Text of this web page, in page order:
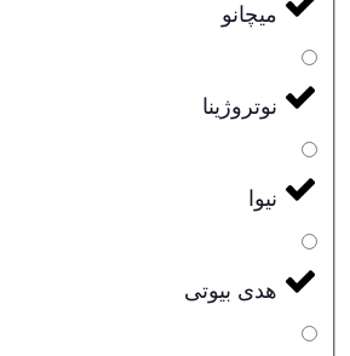
میچانو
نوتروژینا
نیوا
هدی بیوتی